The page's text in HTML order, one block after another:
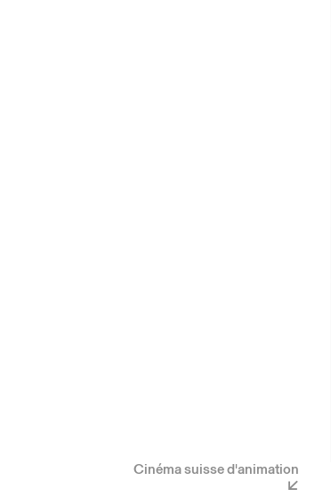
Cinéma suisse d'animation